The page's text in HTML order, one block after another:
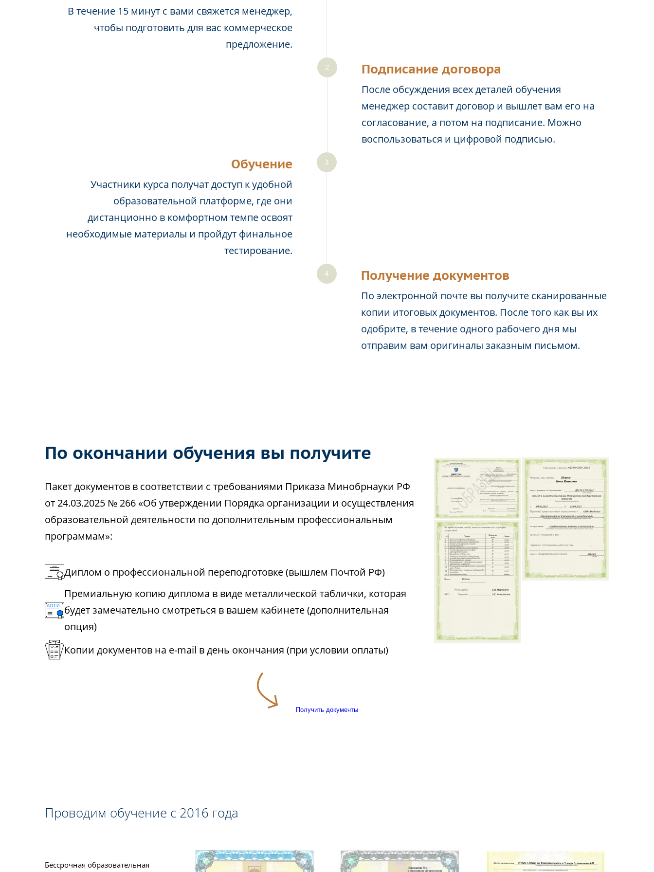
В течение 15 минут с вами свяжется менеджер,
чтобы подготовить для вас коммерческое
предложение.
Подписание договора
После обсуждения всех деталей обучения
менеджер составит договор и вышлет вам его на
согласование, а потом на подписание. Можно
воспользоваться и цифровой подписью.
Обучение
Участники курса получат доступ к удобной
образовательной платформе, где они
дистанционно в комфортном темпе освоят
необходимые материалы и пройдут финальное
тестирование.
Получение документов
По электронной почте вы получите сканированные
копии итоговых документов. После того как вы их
одобрите, в течение одного рабочего дня мы
отправим вам оригиналы заказным письмом.
По окончании обучения вы получите
Пакет документов в соответствии с требованиями Приказа Минобрнауки РФ
от 24.03.2025 № 266 «Об утверждении Порядка организации и осуществления
образовательной деятельности по дополнительным профессиональным
программам»:
Диплом о профессиональной переподготовке (вышлем Почтой РФ)
Премиальную копию диплома в виде металлической таблички, которая
будет замечательно смотреться в вашем кабинете (дополнительная
опция)
Копии документов на e-mail в день окончания (при условии оплаты)
Получить документы
Проводим обучение с 2016 года
Бессрочная образовательная